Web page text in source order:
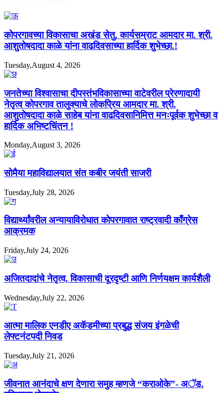
कोपरगावच्या विकासाचा अखंड सेतु, कार्यसम्राट आमदार मा. श्री.
आशुतोषदादा काळे यांना वाढदिवसाच्या हार्दिक शुभेच्छा.!
Tuesday,August 4, 2026
जनतेच्या विश्वासाचा दीपस्तंभविकासाच्या वाटेवरील प्रेरणादायी
नेतृत्व कोपरगाव तालुक्याचे लोकप्रिय आमदार मा. श्री.
आशुतोषदादा काळे साहेब यांना वाढदिवसानिमित्त मनःपूर्वक शुभेच्छा व
हार्दिक अभिष्टचिंतन !
Monday,August 3, 2026
सोमैया महाविद्यालयात संत कबीर जयंती साजरी
Tuesday,July 28, 2026
विद्यार्थ्यांवरील अन्यायाविरोधात कोपरगावात राष्ट्रवादी काँग्रेस
आक्रमक
Friday,July 24, 2026
अजितदादांचे नेतृत्व, विकासाची दूरदृष्टी आणि निर्णयक्षम कार्यशैली
Wednesday,July 22, 2026
आत्मा मालिक एनडीए अकॅडमीच्या प्रबुद्ध संजय इंगळेची
लेफ्टनंटपदी निवड
Tuesday,July 21, 2026
जीवनात आनंदाचे क्षण देणारा समुह म्हणजे “कराओके”- अॅड.